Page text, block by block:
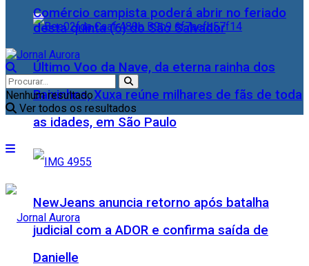
Último Voo da Nave, da eterna rainha dos
Baixinhos, Xuxa reúne milhares de fãs de toda
as idades, em São Paulo
NewJeans anuncia retorno após batalha
judicial com a ADOR e confirma saída de
Danielle
Comércio campista poderá abrir no feriado
desta quinta (6) do São Salvador
Nenhum resultado
Ver todos os resultados